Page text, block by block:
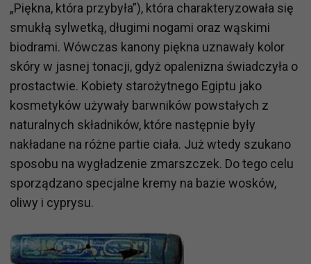
„Piękna, która przybyła”), która charakteryzowała się
smukłą sylwetką, długimi nogami oraz wąskimi
biodrami. Wówczas kanony piękna uznawały kolor
skóry w jasnej tonacji, gdyż opalenizna świadczyła o
prostactwie. Kobiety starożytnego Egiptu jako
kosmetyków używały barwników powstałych z
naturalnych składników, które następnie były
nakładane na różne partie ciała. Już wtedy szukano
sposobu na wygładzenie zmarszczek. Do tego celu
sporządzano specjalne kremy na bazie wosków,
oliwy i cyprysu.